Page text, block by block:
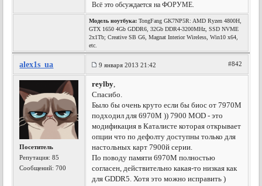
Всё это обсуждается на ФОРУМЕ.
Модель ноутбука: TongFang GK7NP5R: AMD Ryzen 4800H,
GTX 1650 4Gb GDDR6, 32Gb DDR4-3200MHz, SSD NVME
2x1Tb; Creative SB G6, Magnat Interior Wireless, Win10 x64,
etc.
alex1s_ua 9 января 2013 21:42 #842
Посетитель
Репутация:85
Сообщений: 700
reylby,
Спасибо.
Было бы очень круто если бы биос от 7970М
подходил для 6970М )) 7900 MOD - это
модификация в Каталисте которая открывает
опции что по дефолту доступны только для
настольных карт 7900й серии.
По поводу памяти 6970М полностью
согласен, действительно какая-то низкая как
для GDDR5. Хотя это можно исправить )